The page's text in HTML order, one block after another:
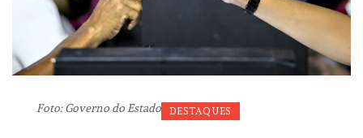
Foto: Governo do Estado DESTAQUES